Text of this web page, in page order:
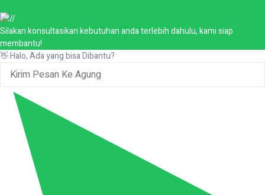
Silakan konsultasikan kebutuhan anda terlebih dahulu, kami siap
membantu!
👋 Halo, Ada yang bisa Dibantu?